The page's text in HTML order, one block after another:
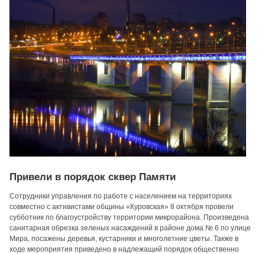
Привели в порядок сквер Памяти
Сотрудники управления по работе с населением на территориях
совместно с активистами общины «Куровская» 8 октября провели
субботник по благоустройству территории микрорайона. Произведена
санитарная обрезка зеленых насаждений в районе дома № 6 по улице
Мира, посажены деревья, кустарники и многолетние цветы. Также в
ходе мероприятия приведено в надлежащий порядок общественно